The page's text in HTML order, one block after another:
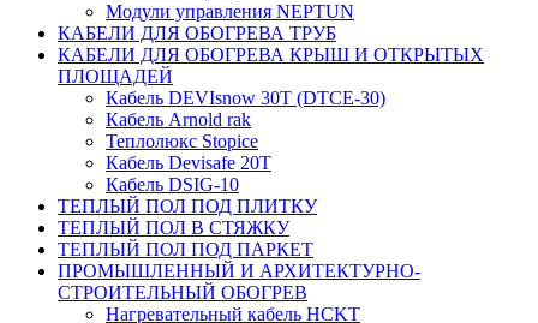
Модули управления NEPTUN
КАБЕЛИ ДЛЯ ОБОГРЕВА ТРУБ
КАБЕЛИ ДЛЯ ОБОГРЕВА КРЫШ И ОТКРЫТЫХ
ПЛОЩАДЕЙ
Кабель DEVIsnow 30Т (DTCE-30)
Кабель Arnold rak
Теплолюкс Stopice
Кабель Devisafe 20T
Кабель DSIG-10
ТЕПЛЫЙ ПОЛ ПОД ПЛИТКУ
ТЕПЛЫЙ ПОЛ В СТЯЖКУ
ТЕПЛЫЙ ПОЛ ПОД ПАРКЕТ
ПРОМЫШЛЕННЫЙ И АРХИТЕКТУРНО-
СТРОИТЕЛЬНЫЙ ОБОГРЕВ
Нагревательный кабель НCKТ